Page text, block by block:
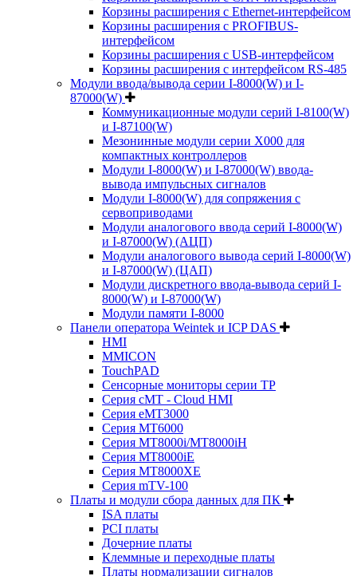
Корзины расширения с Ethernet-интерфейсом
Корзины расширения с PROFIBUS-
интерфейсом
Корзины расширения с USB-интерфейсом
Корзины расширения с интерфейсом RS-485
Модули ввода/вывода серии I-8000(W) и I-
87000(W)
Коммуникационные модули серий I-8100(W)
и I-87100(W)
Мезонинные модули серии X000 для
компактных контроллеров
Модули I-8000(W) и I-87000(W) ввода-
вывода импульсных сигналов
Модули I-8000(W) для сопряжения с
сервоприводами
Модули аналогового ввода серий I-8000(W)
и I-87000(W) (АЦП)
Модули аналогового вывода серий I-8000(W)
и I-87000(W) (ЦАП)
Модули дискретного ввода-вывода серий I-
8000(W) и I-87000(W)
Модули памяти I-8000
Панели оператора Weintek и ICP DAS
HMI
MMICON
TouchPAD
Сенсорные мониторы серии TP
Серия cMT - Cloud HMI
Серия eMT3000
Серия MT6000
Серия MT8000i/MT8000iH
Серия MT8000iE
Серия MT8000XE
Серия mTV-100
Платы и модули сбора данных для ПК
ISA платы
PCI платы
Дочерние платы
Клеммные и переходные платы
Платы нормализации сигналов